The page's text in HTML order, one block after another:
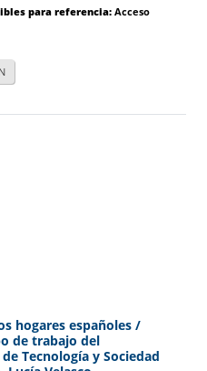
para referencia:Acceso
hogares españoles/
de trabajo del
Tecnología y Sociedad